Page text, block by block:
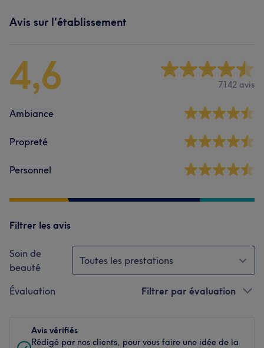
Avis sur l'établissement
4,6 7142 avis
Ambiance
Propreté
Personnel
Filtrer les avis
Soin de
beauté
Toutes les prestations
Évaluation Filtrer par évaluation
Avis vérifiés
Rédigé par nos clients, pour vous faire une idée de la